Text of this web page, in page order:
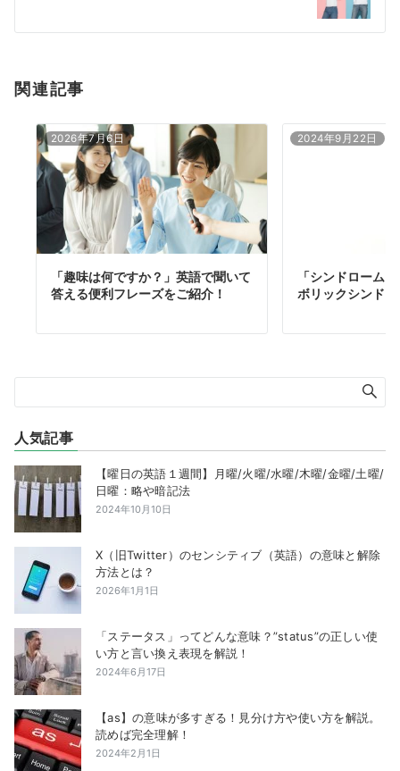
ン
関連記事
2026年7月6日
「趣味は何ですか？」英語で聞いて
答える便利フレーズをご紹介！
2024年9月22日
「シンドローム
ボリックシンド
人気記事
【曜日の英語１週間】月曜/火曜/水曜/木曜/金曜/土曜/
日曜：略や暗記法
2024年10月10日
X（旧Twitter）のセンシティブ（英語）の意味と解除
方法とは？
2026年1月1日
「ステータス」ってどんな意味？”status”の正しい使
い方と言い換え表現を解説！
2024年6月17日
【as】の意味が多すぎる！見分け方や使い方を解説。
読めば完全理解！
2024年2月1日